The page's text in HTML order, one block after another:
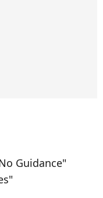
Guidance"